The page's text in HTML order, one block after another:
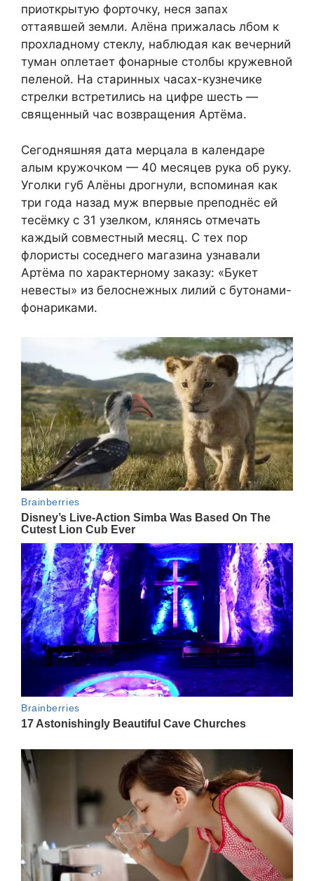
приоткрытую форточку, неся запах
оттаявшей земли. Алёна прижалась лбом к
прохладному стеклу, наблюдая как вечерний
туман оплетает фонарные столбы кружевной
пеленой. На старинных часах-кузнечике
стрелки встретились на цифре шесть —
священный час возвращения Артёма.
Сегодняшняя дата мерцала в календаре
алым кружочком — 40 месяцев рука об руку.
Уголки губ Алёны дрогнули, вспоминая как
три года назад муж впервые преподнёс ей
тесёмку с 31 узелком, клянясь отмечать
каждый совместный месяц. С тех пор
флористы соседнего магазина узнавали
Артёма по характерному заказу: «Букет
невесты» из белоснежных лилий с бутонами-
фонариками.